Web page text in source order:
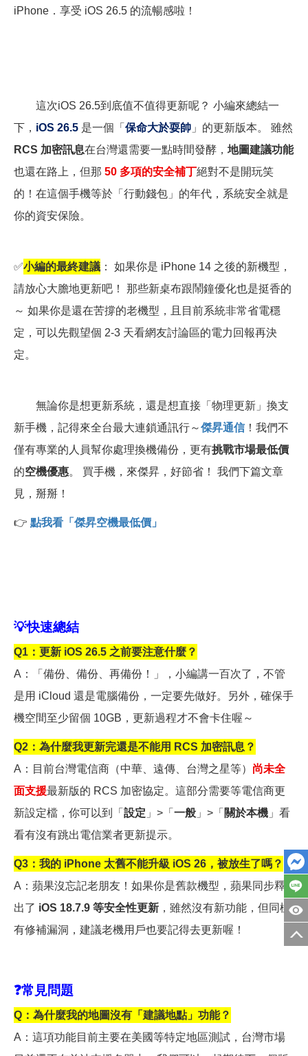
iPhone．享受 iOS 26.5 的流暢感啦！
這次iOS 26.5到底值不值得更新呢？ 小編來總結一
下， iOS 26.5 是一個「 保命大於耍帥 」的更新版本。 雖然
RCS 加密訊息在台灣還需要一點時間發酵， 地圖建議功能
也還在路上，但那 50 多項的安全補丁絕對不是開玩笑
的！在這個手機等於「行動錢包」的年代，系統安全就是
你的資安保險。
✅小編的最終建議 ： 如果你是 iPhone 14 之後的新機型，
請放心大膽地更新吧！ 那些新桌布跟鬧鐘優化也是挺香的
～ 如果你是還在苦撐的老機型，且目前系統非常省電穩
定，可以先觀望個 2-3 天看網友討論區的電力回報再決
定。
無論你是想更新系統，還是想直接「物理更新」換支
新手機，記得來全台最大連鎖通訊行～傑昇通信！我們不
僅有專業的人員幫你處理換機備份，更有挑戰市場最低價
的空機優惠。 買手機，來傑昇，好節省！ 我們下篇文章
見，掰掰！
👉 點我看「傑昇空機最低價」
💡快速總結
Q1 ：更新 iOS 26.5 之前要注意什麼？
A ：「備份、備份、再備份！」，小編講一百次了，不管
是用 iCloud 還是電腦備份，一定要先做好。另外，確保手
機空間至少留個 10GB，更新過程才不會卡住喔～
Q2 ：為什麼我更新完還是不能用 RCS 加密訊息？
A ：目前台灣電信商（中華、遠傳、台灣之星等） 尚未全
面支援最新版的 RCS 加密協定。這部分需要等電信商更
新設定檔，你可以到「 設定 」>「 一般 」>「 關於本機 」看
看有沒有跳出電信業者更新提示。
Q3 ：我的 iPhone 太舊不能升級 iOS 26，被放生了嗎？
A ：蘋果沒忘記老朋友！如果你是舊款機型，蘋果同步釋
出了 iOS 18.7.9 等安全性更新 ，雖然沒有新功能，但同樣
有修補漏洞，建議老機用戶也要記得去更新喔！
❓常見問題
Q ：為什麼我的地圖沒有「建議地點」功能？
A ：這項功能目前主要在美國等特定地區測試，台灣市場